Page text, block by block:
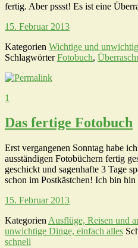
fertig. Aber pssst! Es ist eine
15. Februar 2013
Kategorien Wichtige und
SchlagwörterFotobuch,
1
Das fertige Fotobuch
Erst vergangenen Sonntag habe
ausständigen Fotobüchern fertig
geschickt und sagenhafte 3 Tage
schon im Postkästchen! Ich bin
15. Februar 2013
Kategorien Ausflüge, Reisen und
unwichtige Dinge, einfach alles
schnell